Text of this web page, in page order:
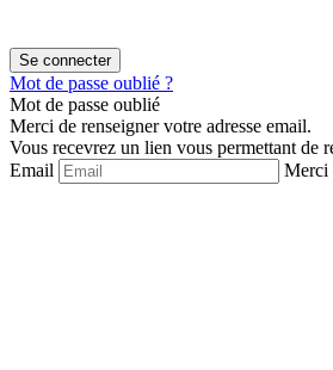
Mot de passe oublié ?
Mot de passe oublié
Merci de renseigner votre adresse email.
Vous recevrez un lien vous permettant de
Email
Merci